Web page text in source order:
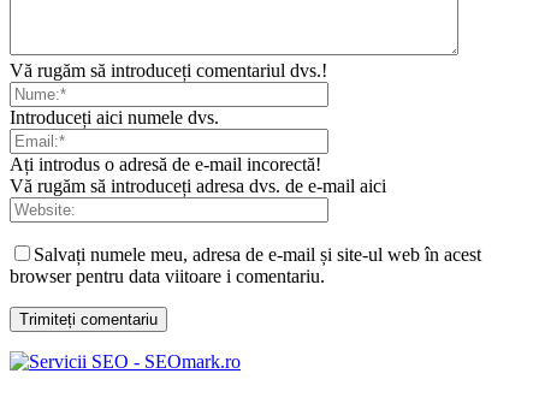
Vă rugăm să introduceți comentariul dvs.!
Introduceți aici numele dvs.
Ați introdus o adresă de e-mail incorectă!
Vă rugăm să introduceți adresa dvs. de e-mail aici
Salvați numele meu, adresa de e-mail și site-ul web în acest
browser pentru data viitoare i comentariu.